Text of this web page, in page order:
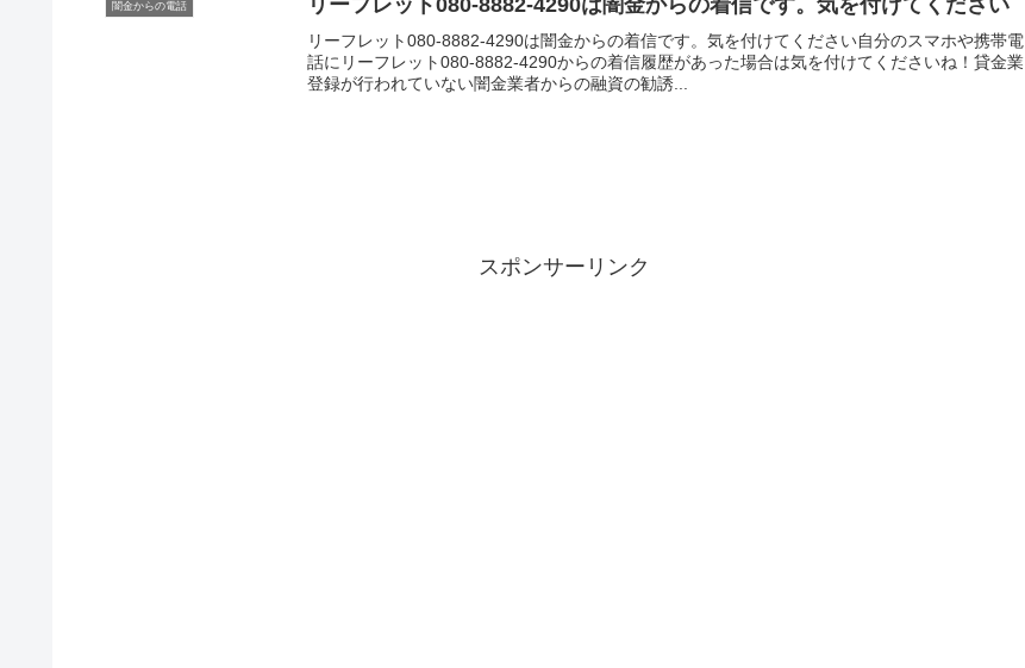
闇金からの電話
リーフレット080-8882-4290は闇金からの着信です。気を付けてください自分のスマホや携帯電
話にリーフレット080-8882-4290からの着信履歴があった場合は気を付けてくださいね！貸金業
登録が行われていない闇金業者からの融資の勧誘...
スポンサーリンク